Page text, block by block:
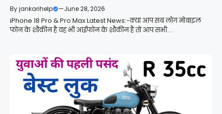
Byjankarihelp —June 28, 2026
iPhone 18 Pro & Pro Max Latest News:-क्या आप सब लोग मोबाइल
फोन के शौकीन है वह भी आईफोन के शौकीन है तो आप सभी....